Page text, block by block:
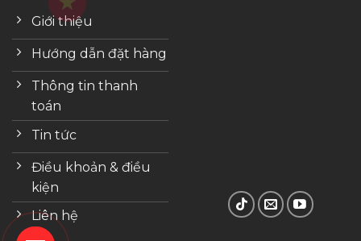
Giới thiệu
Hướng dẫn đặt hàng
Thông tin thanh
toán
Tin tức
Điều khoản & điều
kiện
Liên hệ